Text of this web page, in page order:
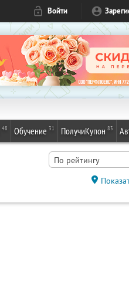
Войти
48 Обучение 31 ПолучиКупон 83
По рейтингу